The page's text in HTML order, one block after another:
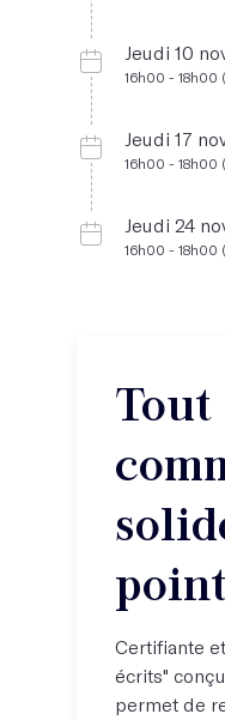
Jeudi 10
16h00 - 18h00
Jeudi 17
16h00 - 18h00
Jeudi 24
16h00 - 18h00
Certifiante
écrits"
permet de